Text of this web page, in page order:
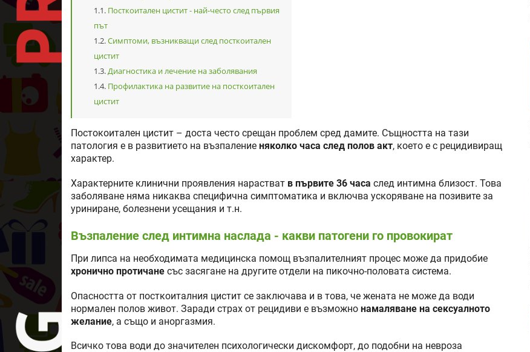
Посткоитален цистит - най-често след първия
път
Симптоми, възникващи след посткоитален
цистит
Диагностика и лечение на заболявания
Профилактика на развитие на посткоитален
цистит
Постокоитален цистит – доста често срещан проблем сред дамите. Същността на тази
патология е в развитието на възпаление няколко часа след полов акт, което е с рецидивиращ
характер.
Характерните клинични проявления нарастват в първите 36 часа след интимна близост. Това
заболяване няма никаква специфична симптоматика и включва ускоряване на позивите за
уриниране, болезнени усещания и т.н.
Възпаление след интимна наслада - какви патогени го провокират
При липса на необходимата медицинска помощ възпалителният процес може да придобие
хронично протичане със засягане на другите отдели на пикочно-половата система.
Опасността от посткоиталния цистит се заключава и в това, че жената не може да води
нормален полов живот. Заради страх от рецидиви е възможно намаляване на сексуалното
желание, а също и аноргазмия.
Всичко това води до значителен психологически дискомфорт, до подобни на невроза